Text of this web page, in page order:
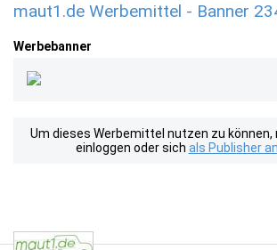
maut1.de Werbemittel - Banner
Werbebanner
Um dieses Werbemittel nutzen zu können,
einloggen oder sich als Publisher